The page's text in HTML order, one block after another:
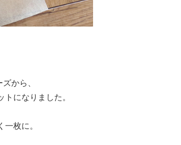
から、
になりました。
枚に。